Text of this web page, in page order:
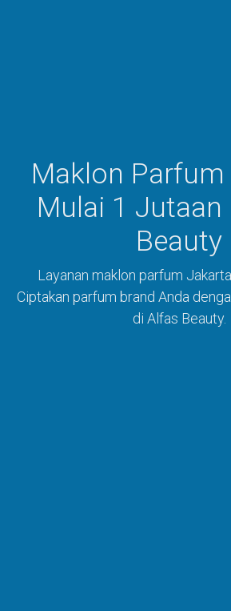
Maklon
Mulai 1 Jutaan
Beauty
Layanan maklon parfum
Ciptakan parfum brand Anda
di Alfas Beauty.